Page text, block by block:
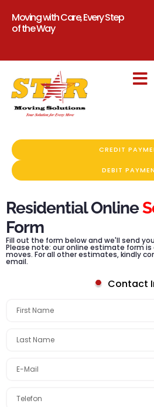
Moving with Care, Every Step
of the Way
CREDIT
DEBIT
Residential Online
Form
Fill out the form below and we'll send
Please note: our online estimate form
moves. For all other estimates, kindly
email.
Contact